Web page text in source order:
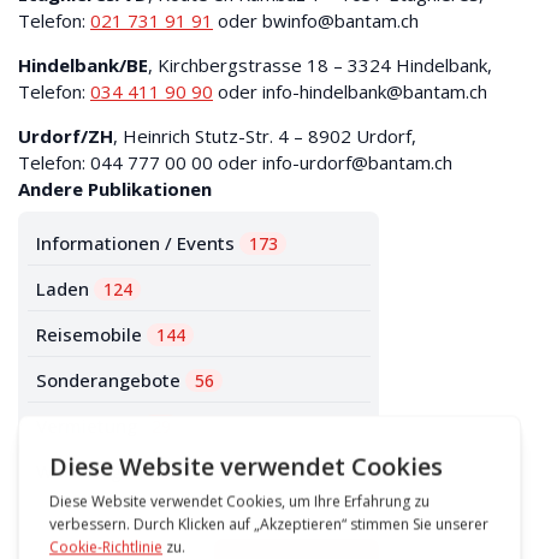
Telefon: 021 731 91 91 oder bwinfo@bantam.ch
Hindelbank/BE, Kirchbergstrasse 18 – 3324 Hindelbank,
Telefon: 034 411 90 90 oder info-hindelbank@bantam.ch
Urdorf/ZH, Heinrich Stutz-Str. 4 – 8902 Urdorf,
Telefon: 044 777 00 00 oder info-urdorf@bantam.ch
Andere Publikationen
Informationen / Events 173
Laden 124
Reisemobile 144
Sonderangebote 56
Wohnwagen 78